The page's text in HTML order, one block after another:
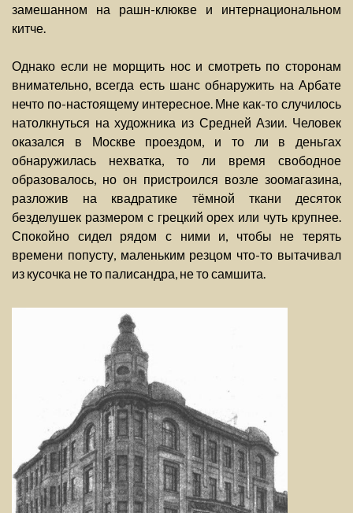
замешанном на рашн-клюкве и интернациональном
китче.
Однако если не морщить нос и смотреть по сторонам
внимательно, всегда есть шанс обнаружить на Арбате
нечто по-настоящему интересное. Мне как-то случилось
натолкнуться на художника из Средней Азии. Человек
оказался в Москве проездом, и то ли в деньгах
обнаружилась нехватка, то ли время свободное
образовалось, но он пристроился возле зоомагазина,
разложив на квадратике тёмной ткани десяток
безделушек размером с грецкий орех или чуть крупнее.
Спокойно сидел рядом с ними и, чтобы не терять
времени попусту, маленьким резцом что-то вытачивал
из кусочка не то палисандра, не то самшита.